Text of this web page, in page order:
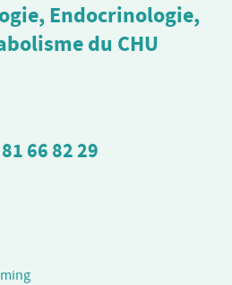
Endocrinologie,
du CHU
66 82 29